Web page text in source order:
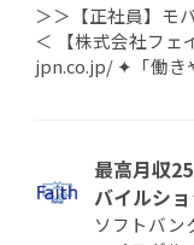
＞＞【正社員】モ
＜ 【株式会社フ
jpn.co.jp/ ✦「働き
最高月収
バイルシ
ソフトバ